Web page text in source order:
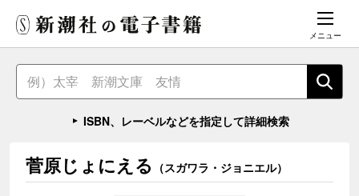
メニュー
ISBN、レーベルなどを指定して詳細検索
菅原じょにえる （スガワラ・ジョニエル）